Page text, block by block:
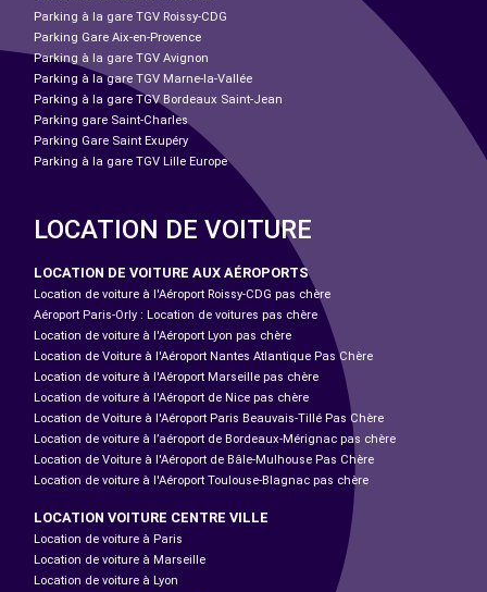
Parking à la gare TGV Roissy-CDG
Parking Gare Aix-en-Provence
Parking à la gare TGV Avignon
Parking à la gare TGV Marne-la-Vallée
Parking à la gare TGV Bordeaux Saint-Jean
Parking gare Saint-Charles
Parking Gare Saint Exupéry
Parking à la gare TGV Lille Europe
LOCATION DE VOITURE
LOCATION DE VOITURE AUX AÉROPORTS
Location de voiture à l'Aéroport Roissy-CDG pas chère
Aéroport Paris-Orly : Location de voitures pas chère
Location de voiture à l'Aéroport Lyon pas chère
Location de Voiture à l'Aéroport Nantes Atlantique Pas Chère
Location de voiture à l'Aéroport Marseille pas chère
Location de voiture à l'Aéroport de Nice pas chère
Location de Voiture à l'Aéroport Paris Beauvais-Tillé Pas Chère
Location de voiture à l’aéroport de Bordeaux-Mérignac pas chère
Location de Voiture à l'Aéroport de Bâle-Mulhouse Pas Chère
Location de voiture à l'Aéroport Toulouse-Blagnac pas chère
LOCATION VOITURE CENTRE VILLE
Location de voiture à Paris
Location de voiture à Marseille
Location de voiture à Lyon